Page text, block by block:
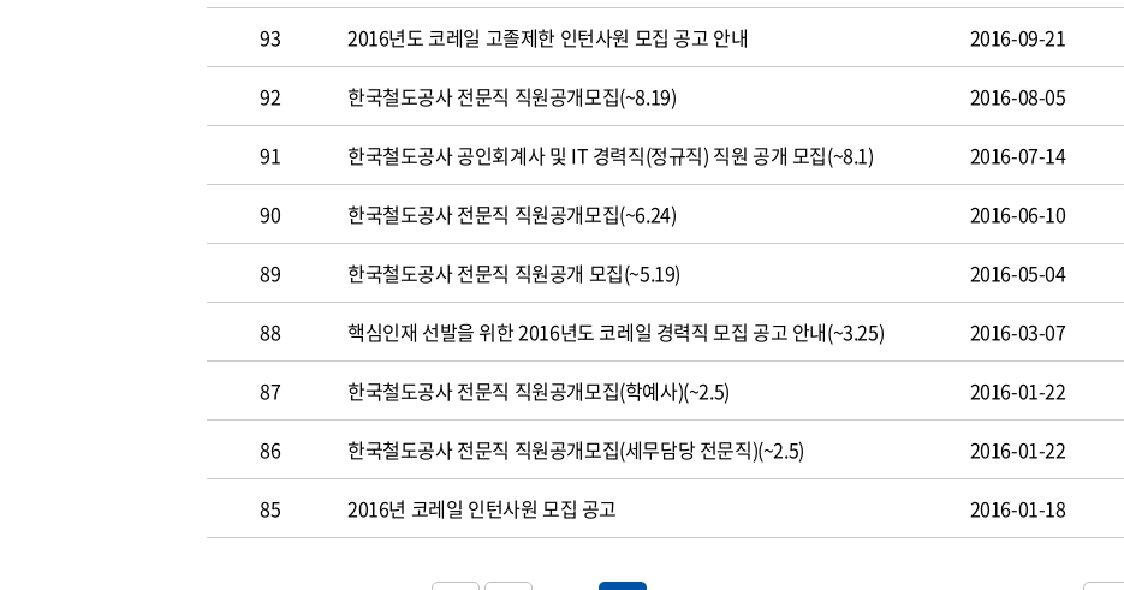
93 2016년도 코레일 고졸제한 인턴사원 모집 공고 안내 2016-09-21
92 한국철도공사 전문직 직원공개모집(~8.19) 2016-08-05
91 한국철도공사 공인회계사 및 IT 경력직(정규직) 직원 공개 모집(~8.1) 2016-07-14
90 한국철도공사 전문직 직원공개모집(~6.24) 2016-06-10
89 한국철도공사 전문직 직원공개 모집(~5.19) 2016-05-04
88 핵심인재 선발을 위한 2016년도 코레일 경력직 모집 공고 안내(~3.25) 2016-03-07
87 한국철도공사 전문직 직원공개모집(학예사)(~2.5) 2016-01-22
86 한국철도공사 전문직 직원공개모집(세무담당 전문직)(~2.5) 2016-01-22
85 2016년 코레일 인턴사원 모집 공고 2016-01-18